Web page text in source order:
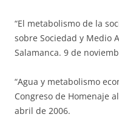
“El metabolismo de la
sobre Sociedad y Medio
Salamanca. 9 de
“Agua y metabolismo
Congreso de Homenaje
abril de 2006.